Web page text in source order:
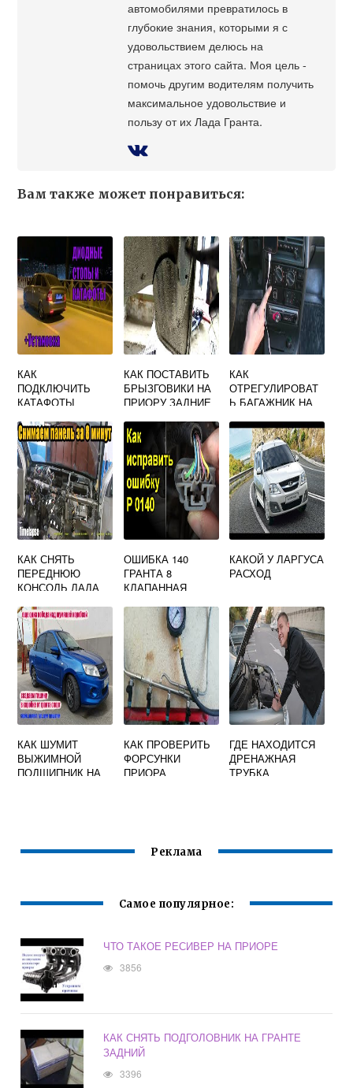
автомобилями превратилось в
глубокие знания, которыми я с
удовольствием делюсь на
страницах этого сайта. Моя цель -
помочь другим водителям получить
максимальное удовольствие и
пользу от их Лада Гранта.
Вам также может понравиться:
КАК
ПОДКЛЮЧИТЬ
КАТАФОТЫ
БАМПЕРА НА
ПРИОРЕ
КАК ПОСТАВИТЬ
БРЫЗГОВИКИ НА
ПРИОРУ ЗАДНИЕ
КАК
ОТРЕГУЛИРОВАТ
Ь БАГАЖНИК НА
КАК СНЯТЬ
ПЕРЕДНЮЮ
КОНСОЛЬ ЛАДА
ОШИБКА 140
ГРАНТА 8
КЛАПАННАЯ
КАКОЙ У ЛАРГУСА
РАСХОД
КАК ШУМИТ
ВЫЖИМНОЙ
ПОДШИПНИК НА
КАК ПРОВЕРИТЬ
ФОРСУНКИ
ПРИОРА
ГДЕ НАХОДИТСЯ
ДРЕНАЖНАЯ
ТРУБКА
Реклама
Самое популярное:
ЧТО ТАКОЕ РЕСИВЕР НА ПРИОРЕ
3856
КАК СНЯТЬ ПОДГОЛОВНИК НА ГРАНТЕ
ЗАДНИЙ
3396